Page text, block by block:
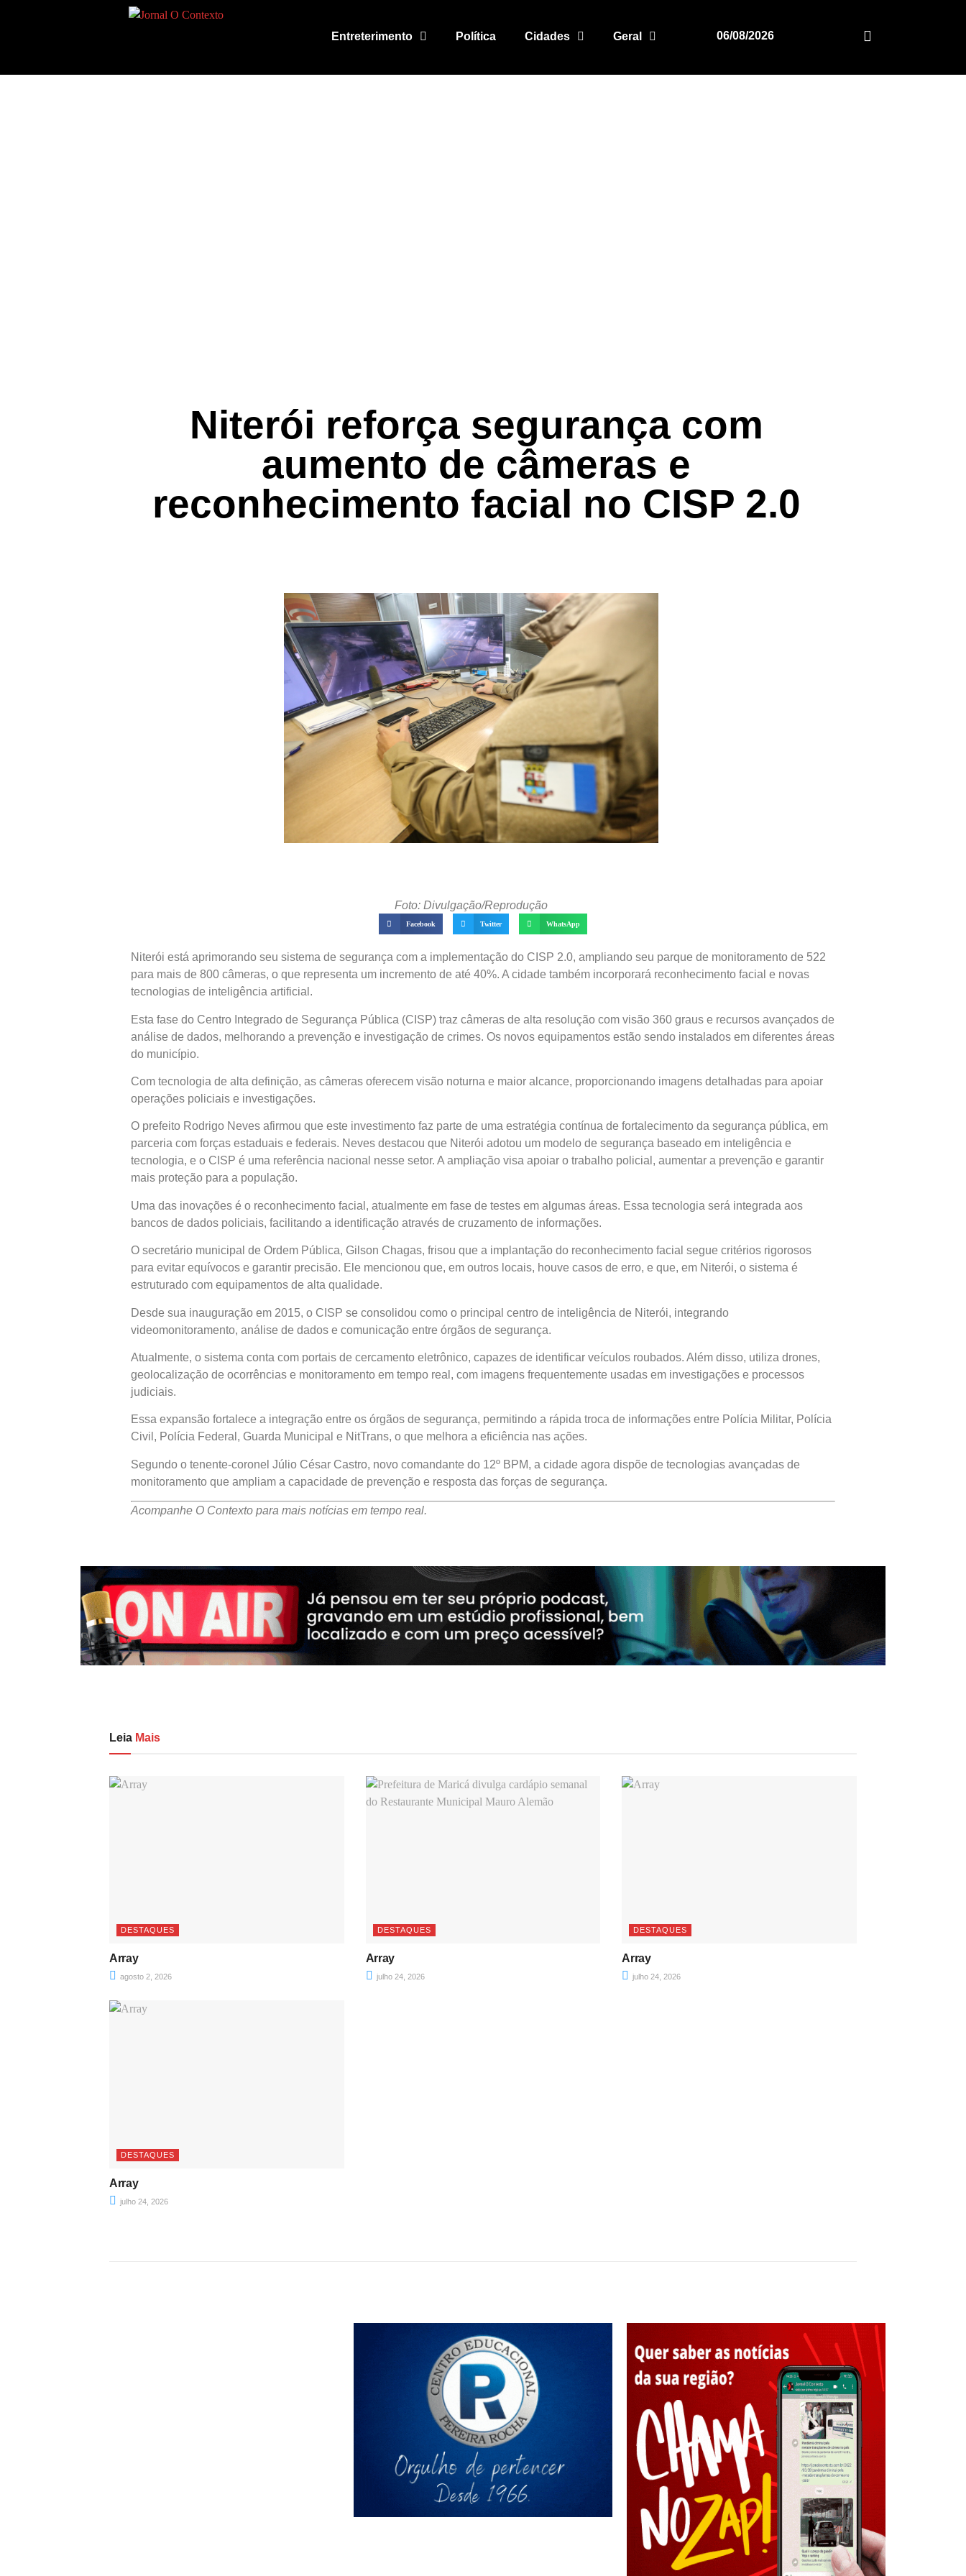
Entreterimento Política Cidades Geral 06/08/2026
Niterói reforça segurança com
aumento de câmeras e
reconhecimento facial no CISP 2.0
Foto: Divulgação/Reprodução
Facebook Twitter WhatsApp
Niterói está aprimorando seu sistema de segurança com a implementação do CISP 2.0, ampliando seu parque de monitoramento de 522
para mais de 800 câmeras, o que representa um incremento de até 40%. A cidade também incorporará reconhecimento facial e novas
tecnologias de inteligência artificial.
Esta fase do Centro Integrado de Segurança Pública (CISP) traz câmeras de alta resolução com visão 360 graus e recursos avançados de
análise de dados, melhorando a prevenção e investigação de crimes. Os novos equipamentos estão sendo instalados em diferentes áreas
do município.
Com tecnologia de alta definição, as câmeras oferecem visão noturna e maior alcance, proporcionando imagens detalhadas para apoiar
operações policiais e investigações.
O prefeito Rodrigo Neves afirmou que este investimento faz parte de uma estratégia contínua de fortalecimento da segurança pública, em
parceria com forças estaduais e federais. Neves destacou que Niterói adotou um modelo de segurança baseado em inteligência e
tecnologia, e o CISP é uma referência nacional nesse setor. A ampliação visa apoiar o trabalho policial, aumentar a prevenção e garantir
mais proteção para a população.
Uma das inovações é o reconhecimento facial, atualmente em fase de testes em algumas áreas. Essa tecnologia será integrada aos
bancos de dados policiais, facilitando a identificação através de cruzamento de informações.
O secretário municipal de Ordem Pública, Gilson Chagas, frisou que a implantação do reconhecimento facial segue critérios rigorosos
para evitar equívocos e garantir precisão. Ele mencionou que, em outros locais, houve casos de erro, e que, em Niterói, o sistema é
estruturado com equipamentos de alta qualidade.
Desde sua inauguração em 2015, o CISP se consolidou como o principal centro de inteligência de Niterói, integrando
videomonitoramento, análise de dados e comunicação entre órgãos de segurança.
Atualmente, o sistema conta com portais de cercamento eletrônico, capazes de identificar veículos roubados. Além disso, utiliza drones,
geolocalização de ocorrências e monitoramento em tempo real, com imagens frequentemente usadas em investigações e processos
judiciais.
Essa expansão fortalece a integração entre os órgãos de segurança, permitindo a rápida troca de informações entre Polícia Militar, Polícia
Civil, Polícia Federal, Guarda Municipal e NitTrans, o que melhora a eficiência nas ações.
Segundo o tenente-coronel Júlio César Castro, novo comandante do 12º BPM, a cidade agora dispõe de tecnologias avançadas de
monitoramento que ampliam a capacidade de prevenção e resposta das forças de segurança.
Acompanhe O Contexto para mais notícias em tempo real.
Leia Mais
DESTAQUES
Array
agosto 2, 2026
DESTAQUES
Array
julho 24, 2026
DESTAQUES
Array
julho 24, 2026
DESTAQUES
Array
julho 24, 2026